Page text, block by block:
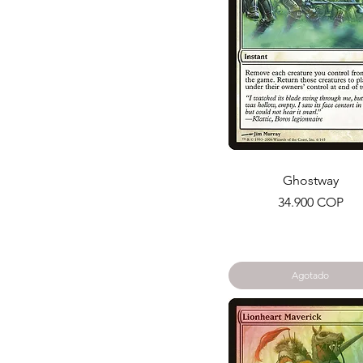
Ghostway
Precio
34.900 COP
Agotado